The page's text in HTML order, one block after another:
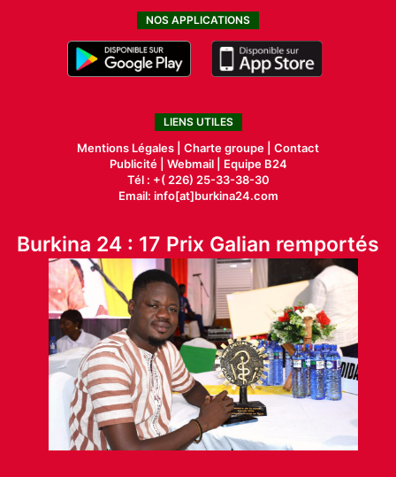
NOS APPLICATIONS
LIENS UTILES
Mentions Légales | Charte groupe | Contact
Publicité| Webmail |
Equipe B24
Tél : +( 226) 25-33-38-30
Email: info[at]burkina24.com
Burkina 24 : 17 Prix Galian remportés